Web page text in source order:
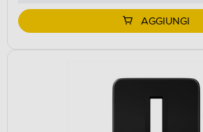
AGGIUNGI